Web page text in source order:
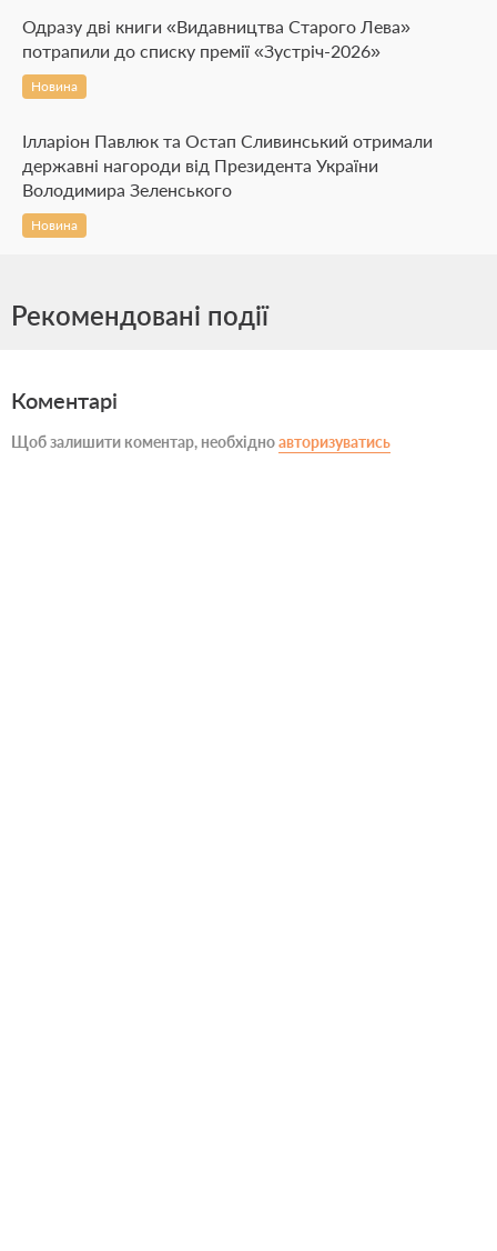
Одразу дві книги «Видавництва Старого Лева»
потрапили до списку премії «Зустріч-2026»
Новина
Ілларіон Павлюк та Остап Сливинський отримали
державні нагороди від Президента України
Володимира Зеленського
Новина
Рекомендовані події
Коментарі
Щоб залишити коментар, необхідноавторизуватись